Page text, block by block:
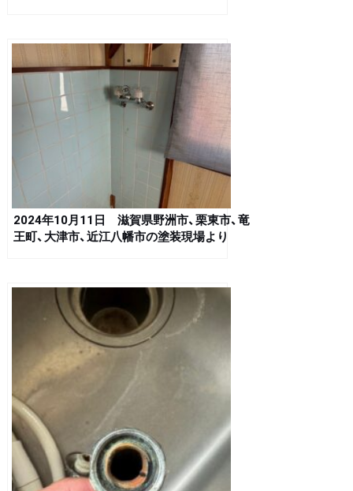
2024年10月11日 滋賀県野洲市、栗東市、竜
王町、大津市、近江八幡市の塗装現場より